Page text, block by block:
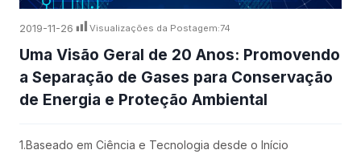
2019-11-26 Visualizações da Postagem:74
Uma Visão Geral de 20 Anos: Promovendo
a Separação de Gases para Conservação
de Energia e Proteção Ambiental
1.Baseado em Ciência e Tecnologia desde o Início